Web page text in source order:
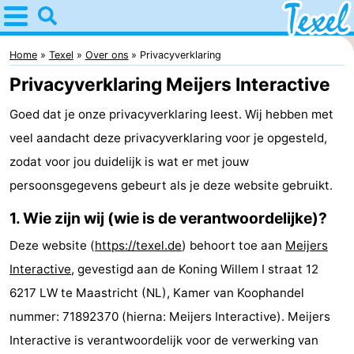
Home
Texel
Tips
Voor
kinderen
Dorpen
-
Burg
Den
Hoorn
-
De
Cocksdorp
-
De
-
Home Texel Over ons Privacyverklaring
Privacyverklaring Meijers Interactive
Goed dat je onze privacyverklaring leest. Wij hebben met
veel aandacht deze privacyverklaring voor je opgesteld,
zodat voor jou duidelijk is wat er met jouw
persoonsgegevens gebeurt als je deze website gebruikt.
1. Wie zijn wij (wie is de verantwoordelijke)?
Deze website (https://texel.de) behoort toe aan Meijers
Interactive, gevestigd aan de Koning Willem I straat 12
6217 LW te Maastricht (NL), Kamer van Koophandel
nummer: 71892370 (hierna: Meijers Interactive). Meijers
Interactive is verantwoordelijk voor de verwerking van